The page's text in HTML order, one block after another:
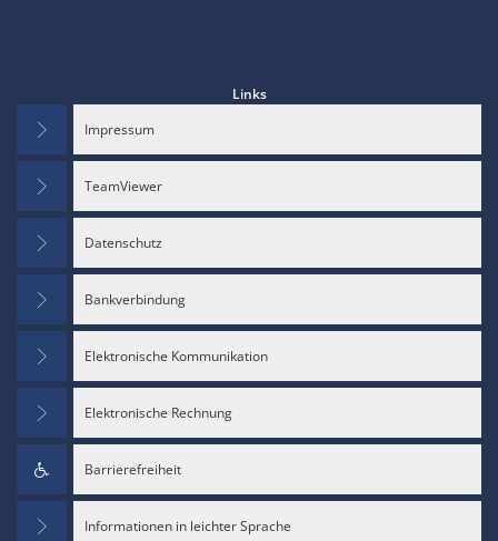
Links
Impressum
TeamViewer
Datenschutz
Bankverbindung
Elektronische Kommunikation
Elektronische Rechnung
Barrierefreiheit
Informationen in leichter Sprache